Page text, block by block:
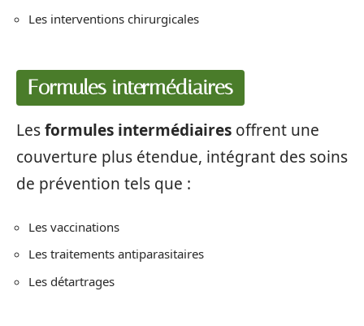
Les interventions chirurgicales
Formules intermédiaires
Lesformules intermédiaires offrent une
couverture plus étendue, intégrant des soins
de prévention tels que :
Les vaccinations
Les traitements antiparasitaires
Les détartrages